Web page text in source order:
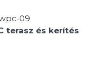
09
terasz és kerítés